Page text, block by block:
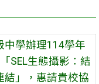
中學辦理114學年
SEL生態攝影：結
結」，惠請貴校協